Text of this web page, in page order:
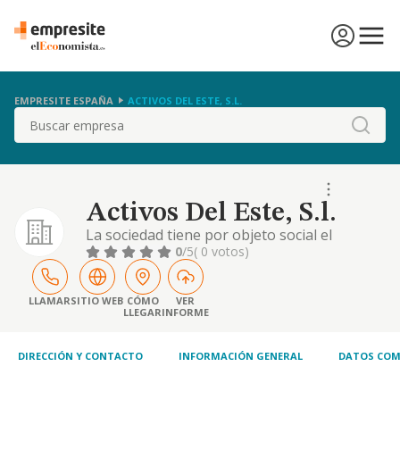
EMPRESITE ESPAÑA ACTIVOS DEL ESTE, S.L.
Buscar
Activos Del Este, S.l.
La sociedad tiene por objeto social el
arrendamiento y la compra y venta de toda
clase de bienes, muebles e inmuebles,
rústicos y urbanos, c.n.a.e. 6820
0/5( 0 votos)
LLAMARSITIO WEB CÓMO
LLEGAR
VER
INFORME
DIRECCIÓN Y CONTACTO INFORMACIÓN GENERAL DATOS